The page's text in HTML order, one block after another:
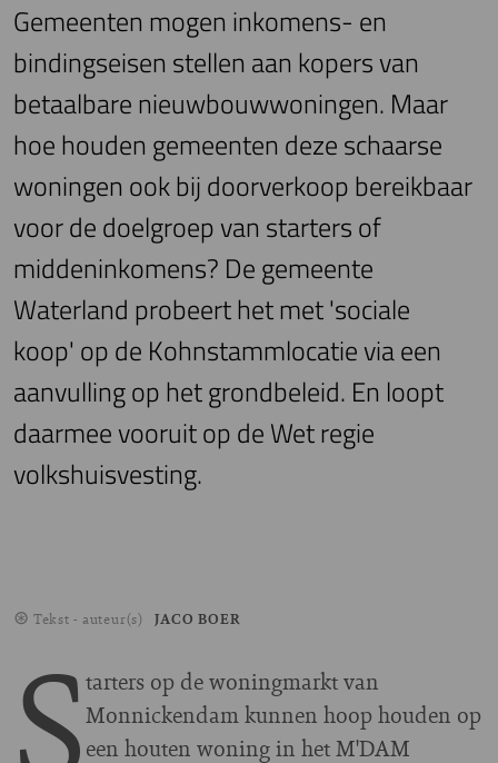
Gemeenten mogen inkomens- en
bindingseisen stellen aan kopers van
betaalbare nieuwbouwwoningen. Maar
hoe houden gemeenten deze schaarse
woningen ook bij doorverkoop bereikbaar
voor de doelgroep van starters of
middeninkomens? De gemeente
Waterland probeert het met 'sociale
koop' op de Kohnstammlocatie via een
aanvulling op het grondbeleid. En loopt
daarmee vooruit op de Wet regie
volkshuisvesting.
Tekst - auteur(s) JACO BOER
tarters op de woningmarkt van
Monnickendam kunnen hoop houden op
een houten woning in het M'DAM